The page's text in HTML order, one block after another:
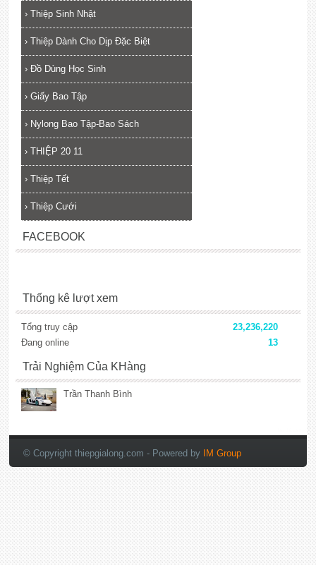
› Thiệp Sinh Nhật
› Thiệp Dành Cho Dịp Đặc Biệt
› Đồ Dùng Học Sinh
› Giấy Bao Tập
› Nylong Bao Tập-Bao Sách
› THIỆP 20 11
› Thiệp Tết
› Thiệp Cưới
FACEBOOK
Thống kê lượt xem
Tổng truy cập
23,236,220
Đang online
13
Trải Nghiệm Của KHàng
Trần Thanh Bình
© Copyright thiepgialong.com - Powered by IM Group